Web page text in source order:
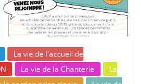
La vie de l'accueil de
La vie de la Chanterie
La